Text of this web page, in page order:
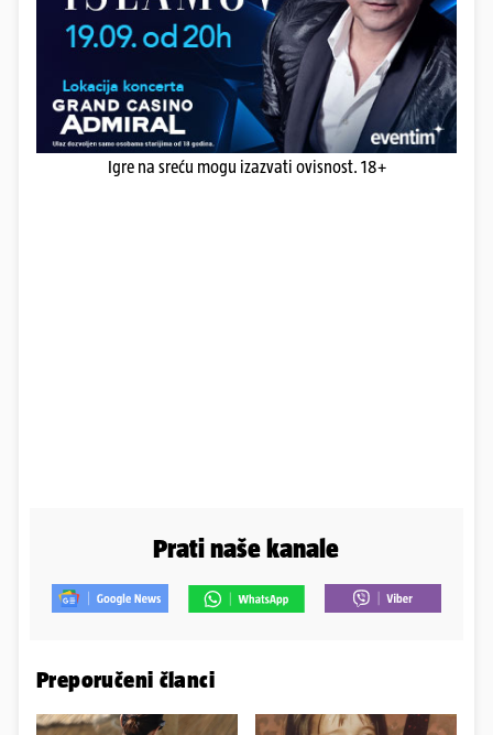
Igre na sreću mogu izazvati ovisnost. 18+
Prati naše kanale
Preporučeni članci